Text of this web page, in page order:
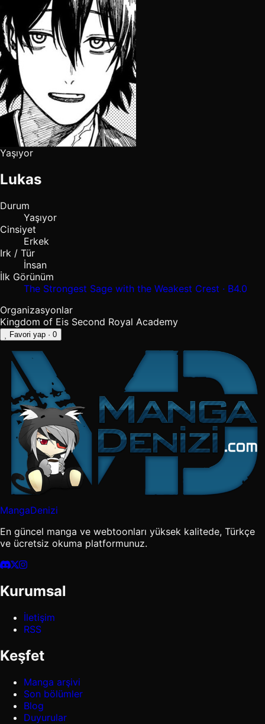
Yaşıyor
Lukas
Durum
Yaşıyor
Cinsiyet
Erkek
Irk / Tür
İnsan
İlk Görünüm
The Strongest Sage with the Weakest Crest · B4.0
Organizasyonlar
Kingdom of Eis Second Royal Academy
Favori yap · 0
MangaDenizi
En güncel manga ve webtoonları yüksek kalitede, Türkçe
ve ücretsiz okuma platformunuz.
Kurumsal
İletişim
RSS
Keşfet
Manga arşivi
Son bölümler
Blog
Duyurular